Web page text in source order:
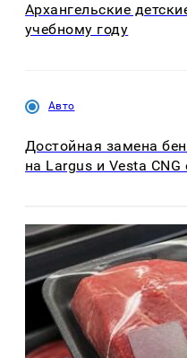
Архангельские
учебному году
Авто
Достойная замена
на Largus и Vesta CNG